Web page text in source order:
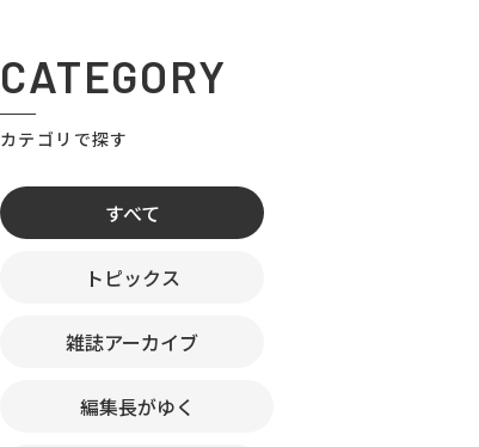
CATEGORY
カテゴリで探す
すべて
トピックス
雑誌アーカイブ
編集長がゆく